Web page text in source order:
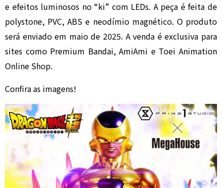
e efeitos luminosos no “ki” com LEDs. A peça é feita de
polystone, PVC, ABS e neodímio magnético. O produto
será enviado em maio de 2025. A venda é exclusiva para
sites como Premium Bandai, AmiAmi e Toei Animation
Online Shop.
Confira as imagens!